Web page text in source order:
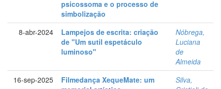
psicossoma e o processo de
simbolização
8-abr-2024
Lampejos de escrita: criação
de "Um sutil espetáculo
luminoso"
Nóbrega,
Luciana
de
Almeida
16-sep-2025
Filmedança XequeMate: um
Silva,